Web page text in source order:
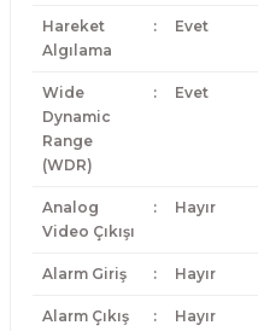
Hareket
Algılama
: Evet
Wide
Dynamic
Range
(WDR)
: Evet
Analog
Video Çıkışı
: Hayır
Alarm Giriş : Hayır
Alarm Çıkış : Hayır